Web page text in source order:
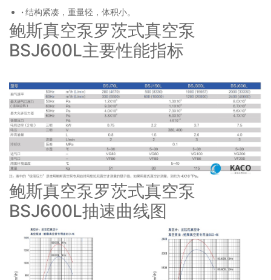
·结构紧凑，重量轻，体积小。
鲍斯真空泵罗茨式真空泵
BSJ600L主要性能指标
鲍斯真空泵罗茨式真空泵
BSJ600L抽速曲线图